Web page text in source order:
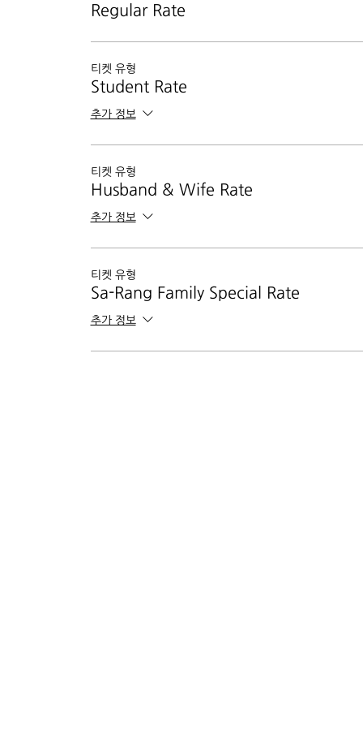
Regular Rate
티켓 유형
Student Rate
추가 정보
티켓 유형
Husband & Wife Rate
추가 정보
티켓 유형
Sa-Rang Family Special Rate
추가 정보